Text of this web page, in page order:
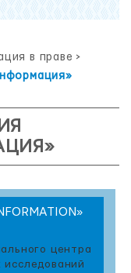
в праве >
центра
исследований